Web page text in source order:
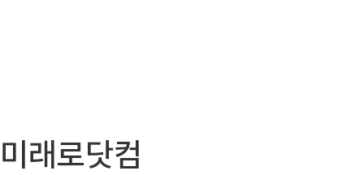
텐
미래로닷컴